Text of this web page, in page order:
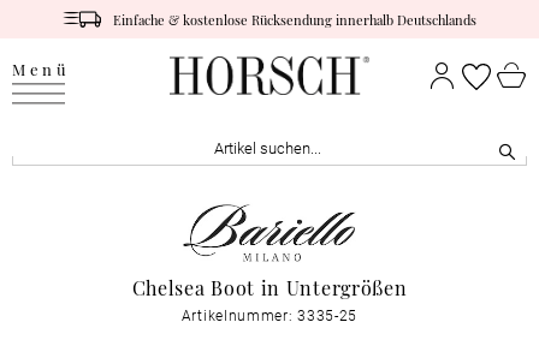
Einfache & kostenlose Rücksendung innerhalb Deutschlands
Menü
Chelsea Boot in Untergrößen
Artikelnummer: 3335-25